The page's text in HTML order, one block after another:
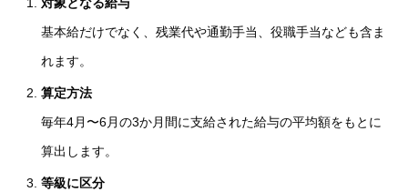
基本給だけでなく、残業代や通勤手当、役職手当なども含ま
れます。
算定方法
毎年4月〜6月の3か月間に支給された給与の平均額をもとに
算出します。
等級に区分